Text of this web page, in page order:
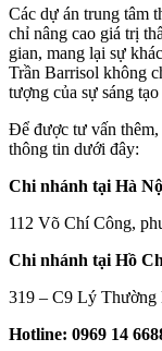
Các dự án trung tâm
chỉ nâng cao giá trị
gian, mang lại sự
Trần Barrisol không
tượng của sự sáng
Để được tư vấn
thông tin dưới đây:
Chi nhánh tại Hà
112 Võ Chí Công,
Chi nhánh tại Hồ
319 – C9 Lý Thường
Hotline: 0969 14